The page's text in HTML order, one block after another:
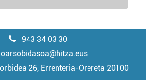
943 34 03 30
oarsobidasoa@hitza.eus
26, Errenteria-Orereta 20100